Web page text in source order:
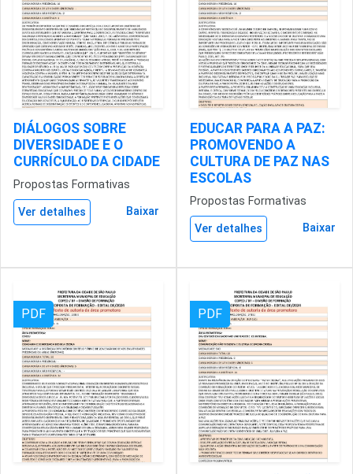
DIÁLOGOS SOBRE
DIVERSIDADE E O
CURRÍCULO DA CIDADE
Propostas Formativas
Ver detalhes Baixar
EDUCAR PARA A PAZ:
PROMOVENDO A
CULTURA DE PAZ NAS
ESCOLAS
Propostas Formativas
Ver detalhes Baixar
PDF PDF